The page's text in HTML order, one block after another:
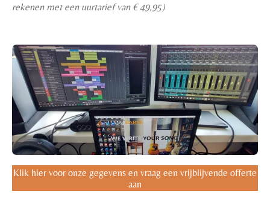
rekenen met een uurtarief van € 49,95)
Klik hier voor onze gegevens en vraag een vrijblijvende offerte
aan